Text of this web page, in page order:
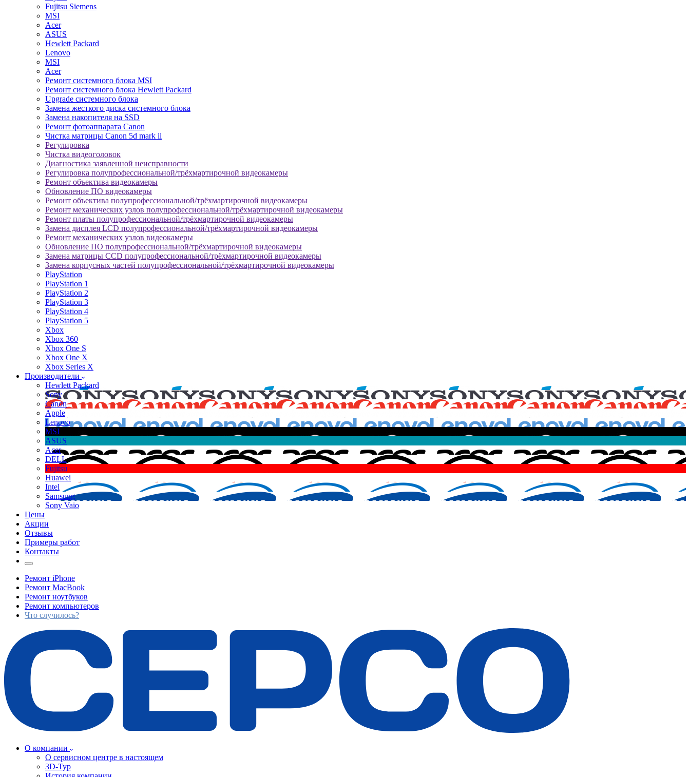
Fujitsu Siemens
MSI
Acer
ASUS
Hewlett Packard
Lenovo
MSI
Acer
Ремонт системного блока MSI
Ремонт системного блока Hewlett Packard
Upgrade системного блока
Замена жесткого диска системного блока
Замена накопителя на SSD
Ремонт фотоаппарата Canon
Чистка матрицы Canon 5d mark ii
Регулировка
Чистка видеоголовок
Диагностика заявленной неисправности
Регулировка полупрофессиональной/трёхмартирочной видеокамеры
Ремонт объектива видеокамеры
Обновление ПО видеокамеры
Ремонт объектива полупрофессиональной/трёхмартирочной видеокамеры
Ремонт механических узлов полупрофессиональной/трёхмартирочной видеокамеры
Ремонт платы полупрофессиональной/трёхмартирочной видеокамеры
Замена дисплея LCD полупрофессиональной/трёхмартирочной видеокамеры
Ремонт механических узлов видеокамеры
Обновление ПО полупрофессиональной/трёхмартирочной видеокамеры
Замена матрицы CCD полупрофессиональной/трёхмартирочной видеокамеры
Замена корпусных частей полупрофессиональной/трёхмартирочной видеокамеры
PlayStation
PlayStation 1
PlayStation 2
PlayStation 3
PlayStation 4
PlayStation 5
Xbox
Xbox 360
Xbox One S
Xbox One X
Xbox Series X
Производители
Hewlett Packard
Sony
Canon
Apple
Lenovo
MSI
ASUS
Acer
DELL
Fujitsu
Huawei
Intel
Samsung
Sony Vaio
Цены
Акции
Отзывы
Примеры работ
Контакты
Ремонт iPhone
Ремонт MacBook
Ремонт ноутбуков
Ремонт компьютеров
Что случилось?
О компании
О сервисном центре в настоящем
3D-Тур